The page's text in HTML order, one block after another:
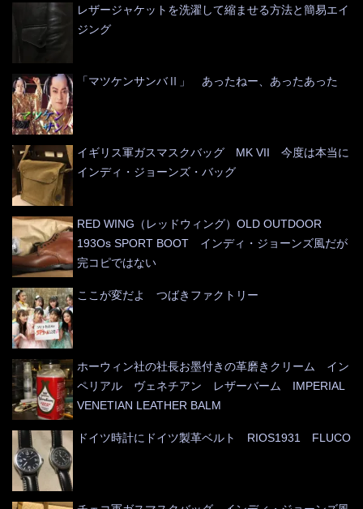
レザージャケットを洗濯して縮ませる方法と簡易エイ
ジング
「マツケンサンバⅡ」 あったねー、あったあった
イギリス軍ガスマスクバッグ MK VII 今度は本当に
インディ・ジョーンズ・バッグ
RED WING（レッドウィング）OLD OUTDOOR
193Os SPORT BOOT インディ・ジョーンズ風だが
完コピではない
ここが変だよ つばきファクトリー
ホーウィン社の社長お墨付きの革磨きクリーム イン
ペリアル ヴェネチアン レザーバーム IMPERIAL
VENETIAN LEATHER BALM
ドイツ時計にドイツ製革ベルト RIOS1931 FLUCO